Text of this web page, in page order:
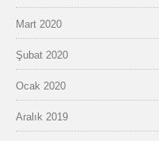
Mart 2020
Şubat 2020
Ocak 2020
Aralık 2019